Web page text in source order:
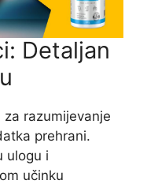
Detaljan
za razumijevanje
prehrani.
ulogu i
učinku